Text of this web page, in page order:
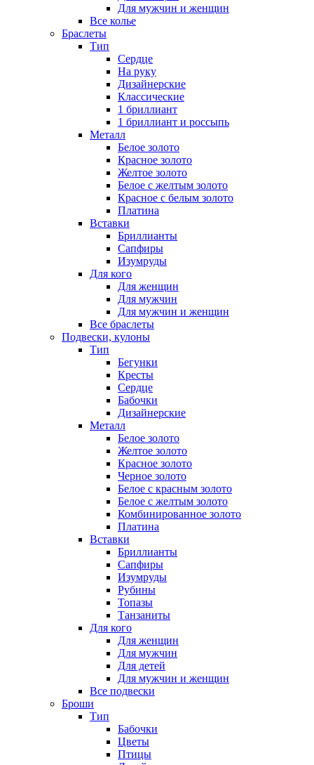
Для мужчин и женщин
Все колье
Браслеты
Тип
Сердце
На руку
Дизайнерские
Классические
1 бриллиант
1 бриллиант и россыпь
Металл
Белое золото
Красное золото
Желтое золото
Белое с желтым золото
Красное с белым золото
Платина
Вставки
Бриллианты
Сапфиры
Изумруды
Для кого
Для женщин
Для мужчин
Для мужчин и женщин
Все браслеты
Подвески, кулоны
Тип
Бегунки
Кресты
Сердце
Бабочки
Дизайнерские
Металл
Белое золото
Желтое золото
Красное золото
Черное золото
Белое с красным золото
Белое с желтым золото
Комбинированное золото
Платина
Вставки
Бриллианты
Сапфиры
Изумруды
Рубины
Топазы
Танзаниты
Для кого
Для женщин
Для мужчин
Для детей
Для мужчин и женщин
Все подвески
Броши
Тип
Бабочки
Цветы
Птицы